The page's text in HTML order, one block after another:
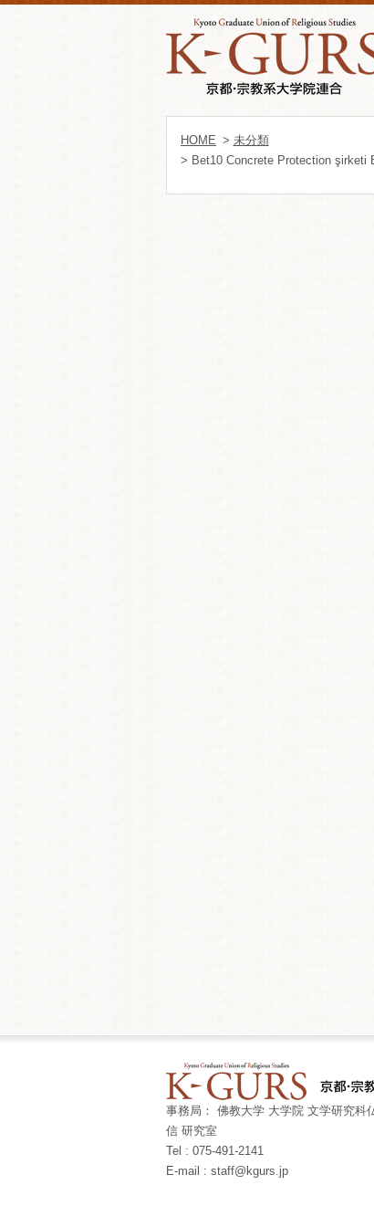
HOME > 未分類
> Bet10 Concrete Protection şirketi
事務局： 佛教大学 大学院 文学研究科
信 研究室
Tel : 075-491-2141
E-mail : staff@kgurs.jp